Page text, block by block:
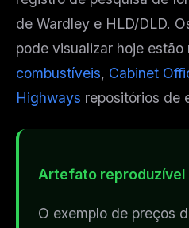
de Wardley e HLD/DLD.
pode visualizar hoje estão
combustíveis, Cabinet
Highways repositórios de
Artefato reproduzível
O exemplo de preços